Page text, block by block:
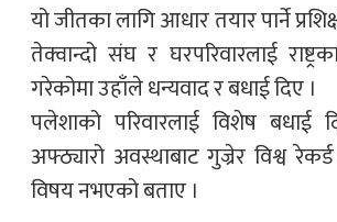
यो जीतका लागि आधार तयार पार्ने
तेक्वान्दो संघ र घरपरिवारलाई
गरेकोमा उहाँले धन्यवाद र बधाई दिए ।
पलेशाको परिवारलाई विशेष बधाई
अफ्ठ्यारो अवस्थाबाट गुज्रेर विश्व
विषय नभएको बताए ।